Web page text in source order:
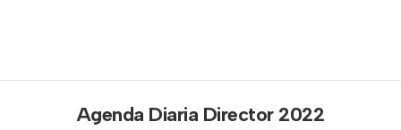
Agenda Diaria Director 2022